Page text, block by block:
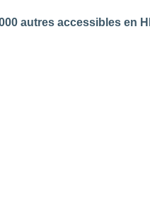
autres accessibles en